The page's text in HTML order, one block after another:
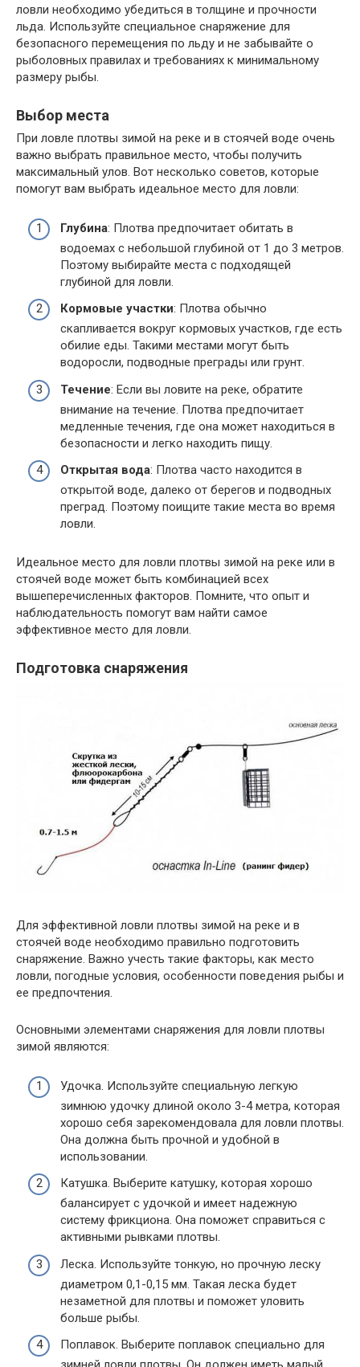
ловли необходимо убедиться в толщине и прочности
льда. Используйте специальное снаряжение для
безопасного перемещения по льду и не забывайте о
рыболовных правилах и требованиях к минимальному
размеру рыбы.
Выбор места
При ловле плотвы зимой на реке и в стоячей воде очень
важно выбрать правильное место, чтобы получить
максимальный улов. Вот несколько советов, которые
помогут вам выбрать идеальное место для ловли:
Глубина: Плотва предпочитает обитать в
водоемах с небольшой глубиной от 1 до 3 метров.
Поэтому выбирайте места с подходящей
глубиной для ловли.
Кормовые участки: Плотва обычно
скапливается вокруг кормовых участков, где есть
обилие еды. Такими местами могут быть
водоросли, подводные преграды или грунт.
Течение: Если вы ловите на реке, обратите
внимание на течение. Плотва предпочитает
медленные течения, где она может находиться в
безопасности и легко находить пищу.
Открытая вода: Плотва часто находится в
открытой воде, далеко от берегов и подводных
преград. Поэтому поищите такие места во время
ловли.
Идеальное место для ловли плотвы зимой на реке или в
стоячей воде может быть комбинацией всех
вышеперечисленных факторов. Помните, что опыт и
наблюдательность помогут вам найти самое
эффективное место для ловли.
Подготовка снаряжения
Для эффективной ловли плотвы зимой на реке и в
стоячей воде необходимо правильно подготовить
снаряжение. Важно учесть такие факторы, как место
ловли, погодные условия, особенности поведения рыбы и
ее предпочтения.
Основными элементами снаряжения для ловли плотвы
зимой являются:
Удочка. Используйте специальную легкую
зимнюю удочку длиной около 3-4 метра, которая
хорошо себя зарекомендовала для ловли плотвы.
Она должна быть прочной и удобной в
использовании.
Катушка. Выберите катушку, которая хорошо
балансирует с удочкой и имеет надежную
систему фрикциона. Она поможет справиться с
активными рывками плотвы.
Леска. Используйте тонкую, но прочную леску
диаметром 0,1-0,15 мм. Такая леска будет
незаметной для плотвы и поможет уловить
больше рыбы.
Поплавок. Выберите поплавок специально для